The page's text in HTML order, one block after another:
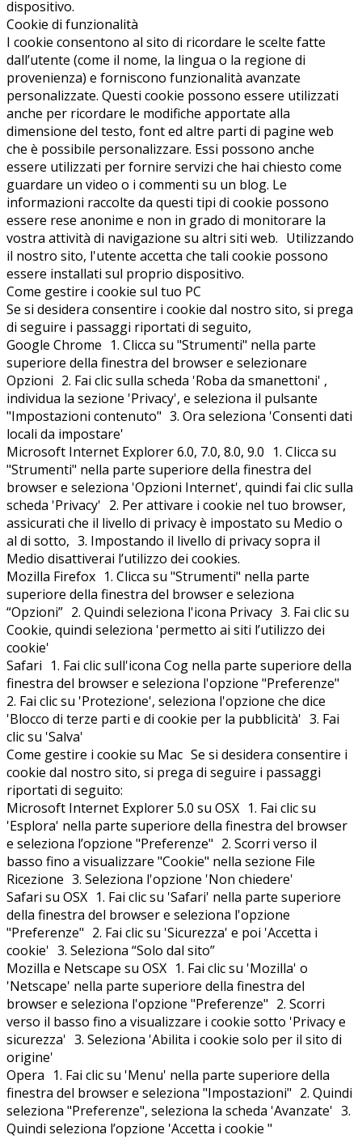
dispositivo.
Cookie di funzionalità
I cookie consentono al sito di ricordare le scelte fatte
dall’utente (come il nome, la lingua o la regione di
provenienza) e forniscono funzionalità avanzate
personalizzate. Questi cookie possono essere utilizzati
anche per ricordare le modifiche apportate alla
dimensione del testo, font ed altre parti di pagine web
che è possibile personalizzare. Essi possono anche
essere utilizzati per fornire servizi che hai chiesto come
guardare un video o i commenti su un blog. Le
informazioni raccolte da questi tipi di cookie possono
essere rese anonime e non in grado di monitorare la
vostra attività di navigazione su altri siti web. Utilizzando
il nostro sito, l'utente accetta che tali cookie possono
essere installati sul proprio dispositivo.
Come gestire i cookie sul tuo PC
Se si desidera consentire i cookie dal nostro sito, si prega
di seguire i passaggi riportati di seguito,
Google Chrome 1. Clicca su "Strumenti" nella parte
superiore della finestra del browser e selezionare
Opzioni 2. Fai clic sulla scheda 'Roba da smanettoni' ,
individua la sezione 'Privacy', e seleziona il pulsante
"Impostazioni contenuto" 3. Ora seleziona 'Consenti dati
locali da impostare'
Microsoft Internet Explorer 6.0, 7.0, 8.0, 9.0 1. Clicca su
"Strumenti" nella parte superiore della finestra del
browser e seleziona 'Opzioni Internet', quindi fai clic sulla
scheda 'Privacy' 2. Per attivare i cookie nel tuo browser,
assicurati che il livello di privacy è impostato su Medio o
al di sotto, 3. Impostando il livello di privacy sopra il
Medio disattiverai l’utilizzo dei cookies.
Mozilla Firefox 1. Clicca su "Strumenti" nella parte
superiore della finestra del browser e seleziona
“Opzioni” 2. Quindi seleziona l'icona Privacy 3. Fai clic su
Cookie, quindi seleziona 'permetto ai siti l’utilizzo dei
cookie'
Safari 1. Fai clic sull'icona Cog nella parte superiore della
finestra del browser e seleziona l'opzione "Preferenze"
2. Fai clic su 'Protezione', seleziona l'opzione che dice
'Blocco di terze parti e di cookie per la pubblicità' 3. Fai
clic su 'Salva'
Come gestire i cookie su Mac Se si desidera consentire i
cookie dal nostro sito, si prega di seguire i passaggi
riportati di seguito:
Microsoft Internet Explorer 5.0 su OSX 1. Fai clic su
'Esplora' nella parte superiore della finestra del browser
e seleziona l’opzione "Preferenze" 2. Scorri verso il
basso fino a visualizzare "Cookie" nella sezione File
Ricezione 3. Seleziona l'opzione 'Non chiedere'
Safari su OSX 1. Fai clic su 'Safari' nella parte superiore
della finestra del browser e seleziona l'opzione
"Preferenze" 2. Fai clic su 'Sicurezza' e poi 'Accetta i
cookie' 3. Seleziona “Solo dal sito”
Mozilla e Netscape su OSX 1. Fai clic su 'Mozilla' o
'Netscape' nella parte superiore della finestra del
browser e seleziona l'opzione "Preferenze" 2. Scorri
verso il basso fino a visualizzare i cookie sotto 'Privacy e
sicurezza' 3. Seleziona 'Abilita i cookie solo per il sito di
origine'
Opera 1. Fai clic su 'Menu' nella parte superiore della
finestra del browser e seleziona "Impostazioni" 2. Quindi
seleziona "Preferenze", seleziona la scheda 'Avanzate' 3.
Quindi seleziona l’opzione 'Accetta i cookie "